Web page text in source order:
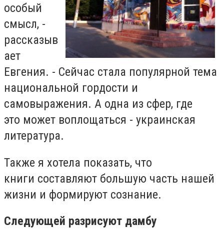
особый
смысл, -
рассказыв
ает
Евгения. - Сейчас стала популярной тема
национальной гордости и
самовыражения. А одна из сфер, где
это может воплощаться - украинская
литература.
Также я хотела показать, что
книги составляют большую часть нашей
жизни и формируют сознание.
Следующей разрисуют дамбу